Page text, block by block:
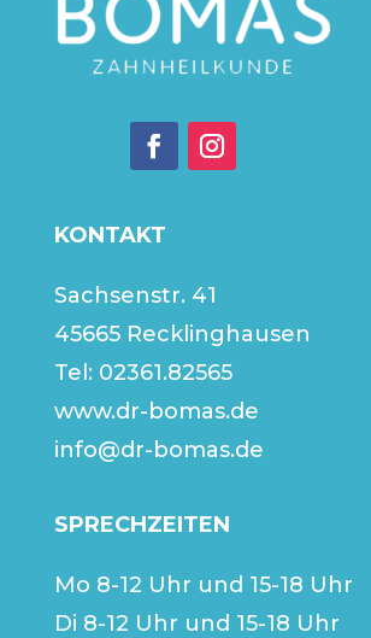
KONTAKT
Sachsenstr. 41
45665 Recklinghausen
Tel: 02361.82565
www.dr-bomas.de
info@dr-bomas.de
SPRECHZEITEN
Mo 8-12 Uhr und 15-18 Uhr
Di 8-12 Uhr und 15-18 Uhr